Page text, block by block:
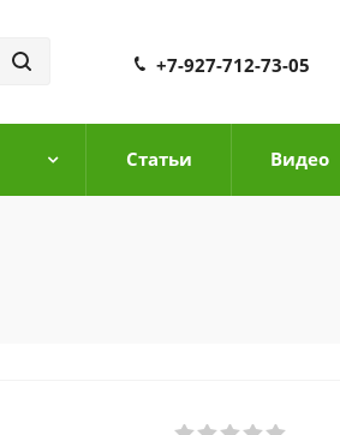
+7-927-712-73-05
Cтатьи Видео